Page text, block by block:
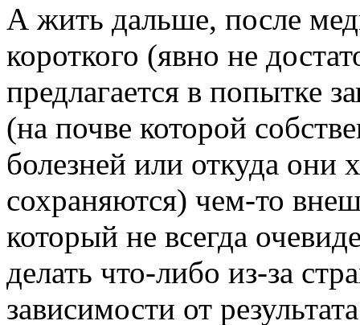
А жить дальше, после
короткого (явно не
предлагается в попытке
(на почве которой
болезней или откуда они
сохраняются) чем-то
который не всегда
делать что-либо из-за
зависимости от